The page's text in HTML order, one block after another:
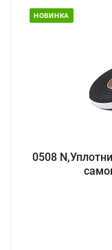
НОВИНКА
0508